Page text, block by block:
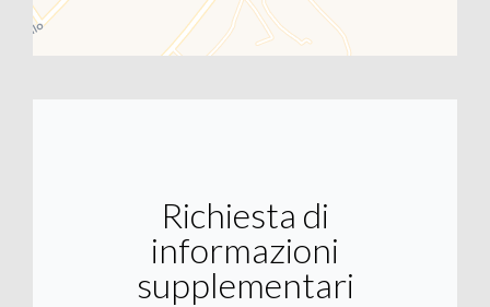
Richiesta di
informazioni
supplementari